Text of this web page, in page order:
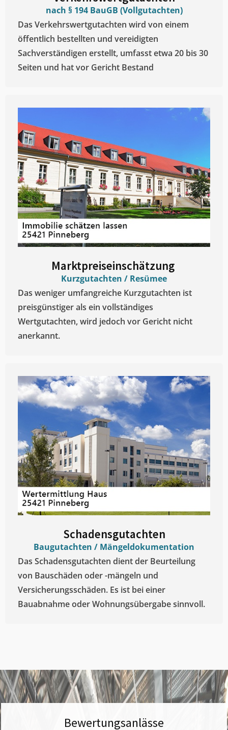
nach § 194 BauGB (Vollgutachten)
Das Verkehrswertgutachten wird von einem
öffentlich bestellten und vereidigten
Sachverständigen erstellt, umfasst etwa 20 bis 30
Seiten und hat vor Gericht Bestand
Marktpreiseinschätzung ​
Kurzgutachten / Resümee
Das weniger umfangreiche Kurzgutachten ist
preisgünstiger als ein vollständiges
Wertgutachten, wird jedoch vor Gericht nicht
anerkannt.
Schadensgutachten
Baugutachten / Mängeldokumentation
Das Schadensgutachten dient der Beurteilung
von Bauschäden oder -mängeln und
Versicherungsschäden. Es ist bei einer
Bauabnahme oder Wohnungsübergabe sinnvoll.
Bewertungsanlässe